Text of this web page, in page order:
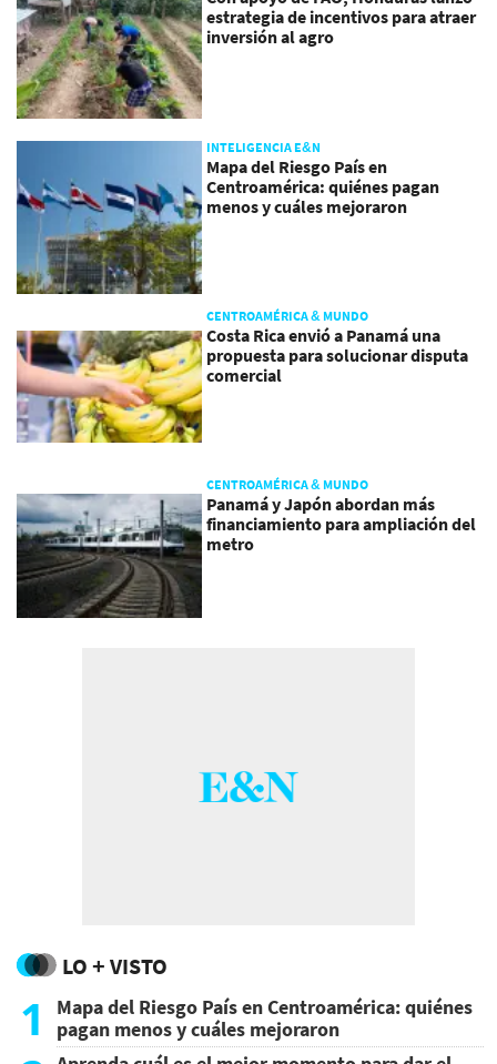
estrategia de incentivos para atraer
inversión al agro
INTELIGENCIA E&N
Mapa del Riesgo País en
Centroamérica: quiénes pagan
menos y cuáles mejoraron
CENTROAMÉRICA & MUNDO
Costa Rica envió a Panamá una
propuesta para solucionar disputa
comercial
CENTROAMÉRICA & MUNDO
Panamá y Japón abordan más
financiamiento para ampliación del
metro
LO + VISTO
1
Mapa del Riesgo País en Centroamérica: quiénes
pagan menos y cuáles mejoraron